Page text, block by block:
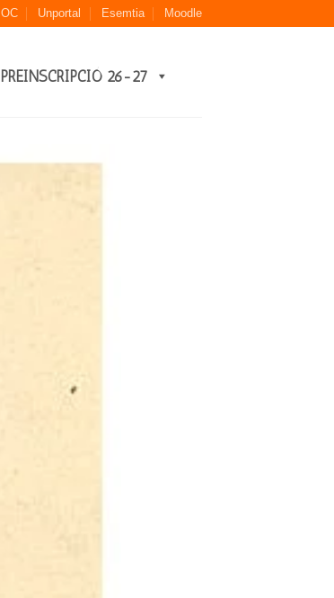
IOC Unportal Esemtia Moodle
PREINSCRIPCIÓ 26-27